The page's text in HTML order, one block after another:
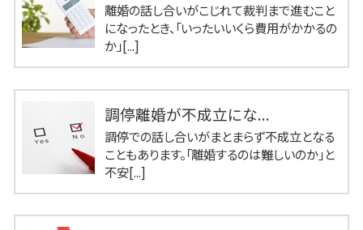
離婚の話し合いがこじれて裁判まで進むこと
になったとき、「いったいいくら費用がかかるの
か」[...]
調停離婚が不成立にな...
調停での話し合いがまとまらず不成立となる
こともあります。「離婚するのは難しいのか」と
不安[...]